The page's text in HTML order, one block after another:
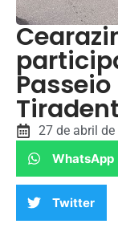
27 de abril de
WhatsApp
Twitter